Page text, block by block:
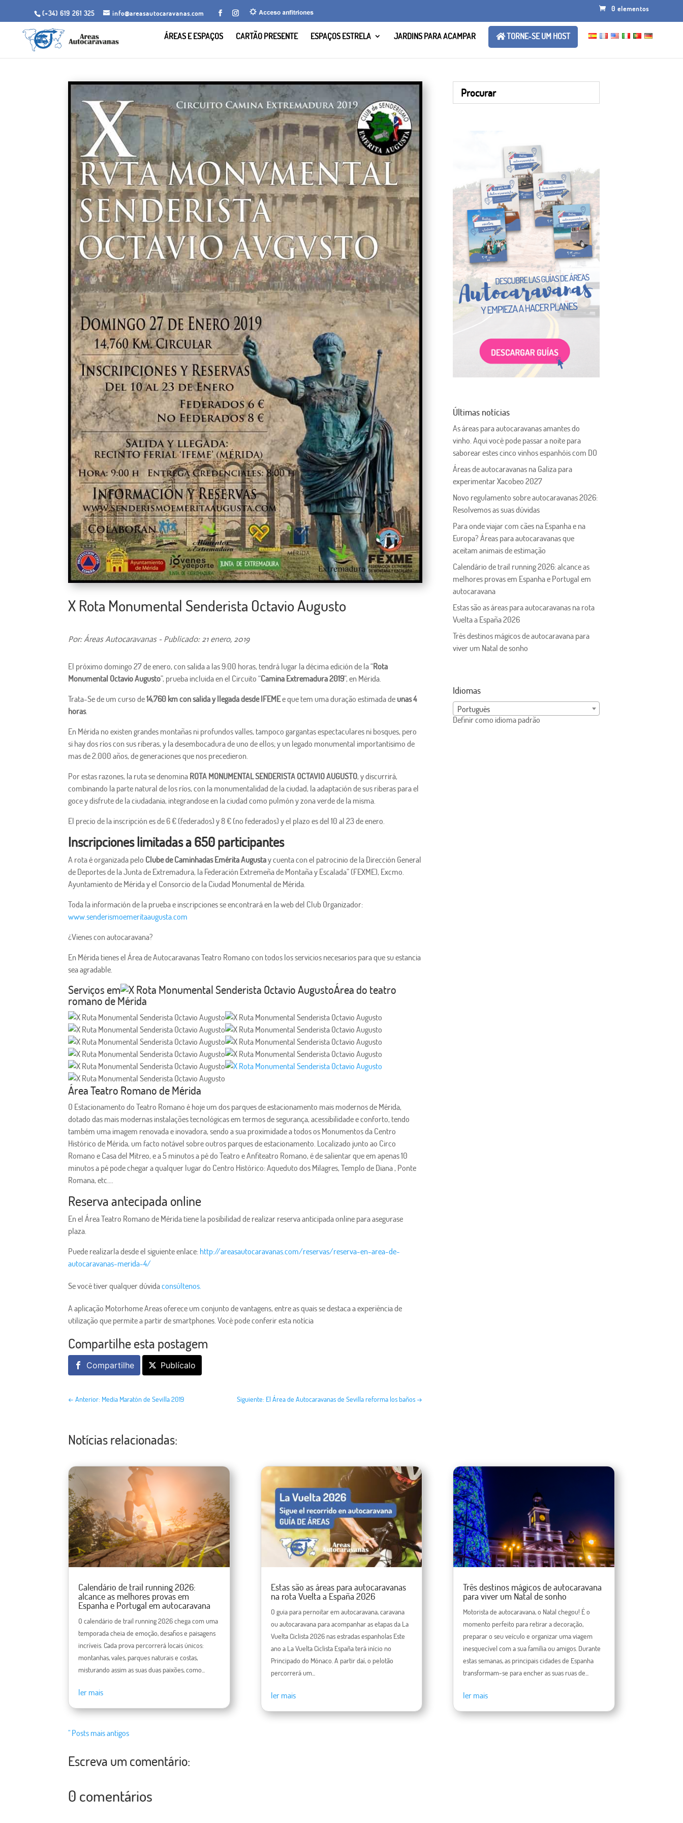
(+34) 619 261 325 info@areasautocaravanas.com
0 elementos
ÁREAS E ESPAÇOS CARTÃO PRESENTE ESPAÇOS ESTRELA JARDINS PARA ACAMPAR TORNE-SE UM HOST
X Rota Monumental Senderista Octavio Augusto
Por: Áreas Autocaravanas - Publicado: 21 enero, 2019
El próximo domingo 27 de enero, con salida a las 9:00 horas, tendrá lugar la décima edición de la “Rota
Monumental Octavio Augusto”, prueba incluida en el Circuito “Camina Extremadura 2019”, en Mérida.
Trata-Se de um curso de14,760 km con salida y llegada desde IFEMEe que tem uma duração estimada de unas 4
horas.
En Mérida no existen grandes montañas ni profundos valles, tampoco gargantas espectaculares ni bosques, pero
si hay dos ríos con sus riberas, y la desembocadura de uno de ellos; y un legado monumental importantisimo de
mas de 2.000 años, de generaciones que nos precedieron.
Por estas razones, la ruta se denomina ROTA MONUMENTAL SENDERISTA OCTAVIO AUGUSTO, y discurrirá,
combinando la parte natural de los ríos, con la monumentalidad de la ciudad, la adaptación de sus riberas para el
goce y disfrute de la ciudadania, integrandose en la ciudad como pulmón y zona verde de la misma.
El precio de la inscripción es de 6 € (federados) y 8 € (no federados) y el plazo es del 10 al 23 de enero.
Inscripciones limitadas a 650 participantes
A rota é organizada pelo Clube de Caminhadas Emérita Augustay cuenta con el patrocinio de la Dirección General
de Deportes de la Junta de Extremadura, la Federación Extremeña de Montaña y Escalada” (FEXME), Excmo.
Ayuntamiento de Mérida y el Consorcio de la Ciudad Monumental de Mérida.
Toda la información de la prueba e inscripciones se encontrará en la web del Club Organizador:
www.senderismoemeritaaugusta.com
¿Vienes con autocaravana?
En Mérida tienes el Área de Autocaravanas Teatro Romano con todos los servicios necesarios para que su estancia
sea agradable.
Serviços em Área do teatro
romano de Mérida
Área Teatro Romano de Mérida
O Estacionamento do Teatro Romano é hoje um dos parques de estacionamento mais modernos de Mérida,
dotado das mais modernas instalações tecnológicas em termos de segurança, acessibilidade e conforto, tendo
também uma imagem renovada e inovadora, sendo a sua proximidade a todos os Monumentos da Centro
Histórico de Mérida, um facto notável sobre outros parques de estacionamento. Localizado junto ao Circo
Romano e Casa del Mitreo, e a 5 minutos a pé do Teatro e Anfiteatro Romano, é de salientar que em apenas 10
minutos a pé pode chegar a qualquer lugar do Centro Histórico: Aqueduto dos Milagres, Templo de Diana , Ponte
Romana, etc….
Reserva antecipada online
En el Área Teatro Romano de Mérida tiene la posibilidad de realizar reserva anticipada online para asegurase
plaza.
Puede realizarla desde el siguiente enlace: http://areasautocaravanas.com/reservas/reserva-en-area-de-
autocaravanas-merida-4/
Se você tiver qualquer dúvidaconsúltenos.
A aplicação Motorhome Areas oferece um conjunto de vantagens, entre as quais se destaca a experiência de
utilização que permite a partir de smartphones. Você pode conferir esta notícia
Compartilhe esta postagem
Compartilhe Publícalo
←Anterior: Media Maratón de Sevilla 2019 Siguiente: El Área de Autocaravanas de Sevilla reforma los baños →
Últimas notícias
As áreas para autocaravanas amantes do
vinho. Aqui você pode passar a noite para
saborear estes cinco vinhos espanhóis com DO
Áreas de autocaravanas na Galiza para
experimentar Xacobeo 2027
Novo regulamento sobre autocaravanas 2026:
Resolvemos as suas dúvidas
Para onde viajar com cães na Espanha e na
Europa? Áreas para autocaravanas que
aceitam animais de estimação
Calendário de trail running 2026: alcance as
melhores provas em Espanha e Portugal em
autocaravana
Estas são as áreas para autocaravanas na rota
Vuelta a España 2026
Três destinos mágicos de autocaravana para
viver um Natal de sonho
Idiomas
Português
Definir como idioma padrão
Notícias relacionadas:
Calendário de trail running 2026:
alcance as melhores provas em
Espanha e Portugal em autocaravana
O calendário de trail running 2026 chega com uma
temporada cheia de emoção, desafios e paisagens
incríveis. Cada prova percorrerá locais únicos:
montanhas, vales, parques naturais e costas,
misturando assim as suas duas paixões, como...
ler mais
Estas são as áreas para autocaravanas
na rota Vuelta a España 2026
O guia para pernoitar em autocaravana, caravana
ou autocaravana para acompanhar as etapas da La
Vuelta Ciclista 2026 nas estradas espanholas Este
ano a La Vuelta Ciclista España terá início no
Principado do Mónaco. A partir daí, o pelotão
percorrerá um...
ler mais
Três destinos mágicos de autocaravana
para viver um Natal de sonho
Motorista de autocaravana, o Natal chegou! É o
momento perfeito para retirar a decoração,
preparar o seu veículo e organizar uma viagem
inesquecível com a sua família ou amigos. Durante
estas semanas, as principais cidades de Espanha
transformam-se para encher as suas ruas de...
ler mais
" Posts mais antigos
Escreva um comentário:
0 comentários